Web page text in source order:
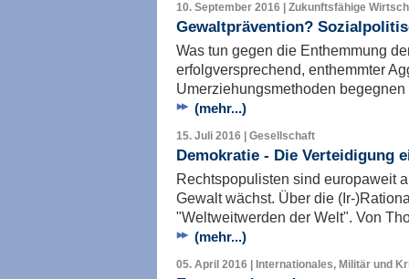
10. September 2016 | Zukunftsfähige
Gewaltprävention?
Was tun gegen die Enthemmung
erfolgversprechend, enthemmter
Umerziehungsmethoden
(mehr...)
15. Juli 2016 | Gesellschaft
Demokratie - Die Verteidigung
Rechtspopulisten sind europaweit
Gewalt wächst. Über die (Ir-
"Weltweitwerden der Welt". Von
(mehr...)
05. April 2016 | Internationales, Militär und